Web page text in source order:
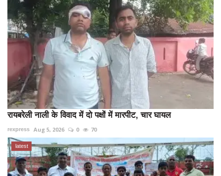
रायबरेली नाली के विवाद में दो पक्षों में मारपीट, चार घायल
rexpress Aug 5, 2026 0 70
latest